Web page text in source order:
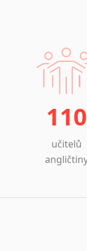
110
učitelů